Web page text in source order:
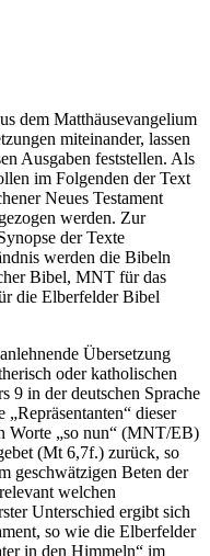
dem Matthäusevangelium
miteinander, lassen
Ausgaben feststellen. Als
im Folgenden der Text
Neues Testament
werden. Zur
der Texte
werden die Bibeln
Bibel, MNT für das
die Elberfelder Bibel
Übersetzung
oder katholischen
9 in der deutschen Sprache
dieser
Worte „so nun“ (MNT/EB)
(Mt 6,7f.) zurück, so
geschwätzigen Beten der
welchen
Unterschied ergibt sich
so wie die Elberfelder
in den Himmeln“ im